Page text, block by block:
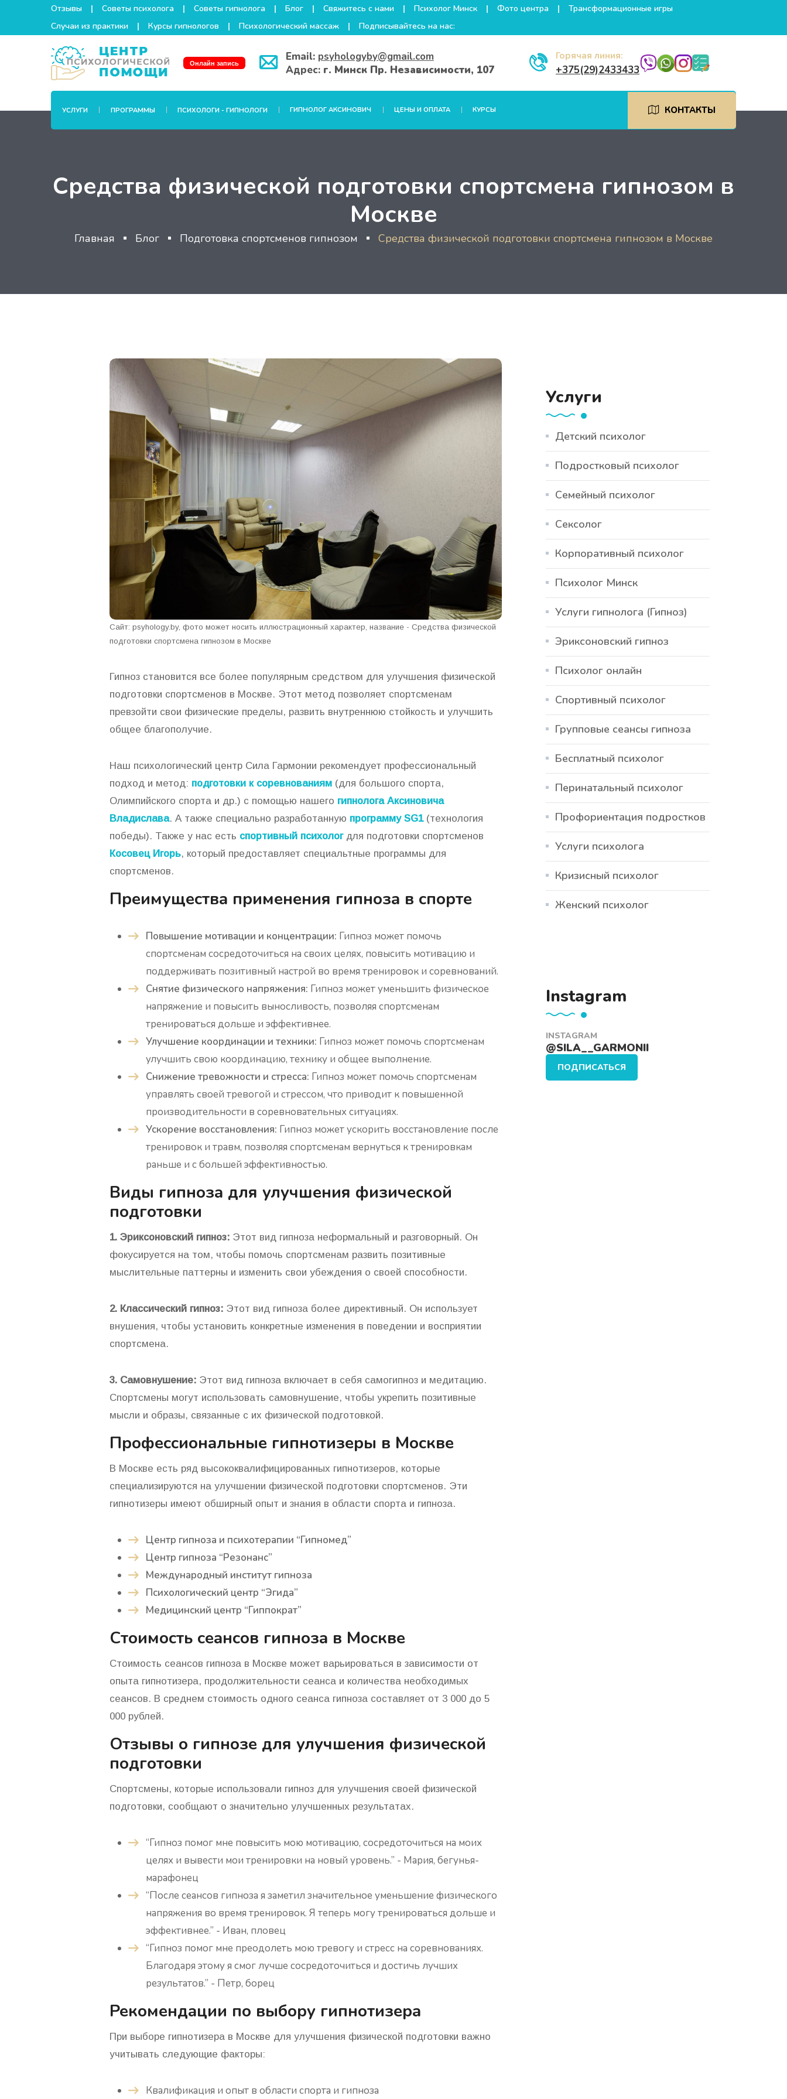
Отзывы Советы психолога Советы гипнолога Блог Свяжитесь с нами Психолог Минск Фото центра
Трансформационные игры
Случаи из практики
Курсы гипнологов Психологический массаж Подписывайтесь на нас:
Онлайн запись Email: psyhologyby@gmail.com
Адрес: г. Минск Пр. Независимости, 107
Горячая линия:
+375(29)2433433
УСЛУГИ ПРОГРАММЫ ПСИХОЛОГИ - ГИПНОЛОГИ ГИПНОЛОГ АКСИНОВИЧ ЦЕНЫ И ОПЛАТА КУРСЫ КОНТАКТЫ
Средства физической подготовки спортсмена гипнозом в
Москве
Главная Блог Подготовка спортсменов гипнозом Средства физической подготовки спортсмена гипнозом в Москве
Сайт: psyhology.by, фото может носить иллюстрационный характер, название - Средства физической
подготовки спортсмена гипнозом в Москве
Гипноз становится все более популярным средством для улучшения физической
подготовки спортсменов в Москве. Этот метод позволяет спортсменам
превзойти свои физические пределы, развить внутреннюю стойкость и улучшить
общее благополучие.
Наш психологический центр Сила Гармонии рекомендует профессиональный
подход и метод: подготовки к соревнованиям (для большого спорта,
Олимпийского спорта и др.) с помощью нашего гипнолога Аксиновича
Владислава. А также специально разработанную программу SG1(технология
победы). Также у нас есть спортивный психологдля подготовки спортсменов
Косовец Игорь, который предоставляет специальтные программы для
спортсменов.
Преимущества применения гипноза в спорте
Повышение мотивации и концентрации: Гипноз может помочь
спортсменам сосредоточиться на своих целях, повысить мотивацию и
поддерживать позитивный настрой во время тренировок и соревнований.
Снятие физического напряжения: Гипноз может уменьшить физическое
напряжение и повысить выносливость, позволяя спортсменам
тренироваться дольше и эффективнее.
Улучшение координации и техники: Гипноз может помочь спортсменам
улучшить свою координацию, технику и общее выполнение.
Снижение тревожности и стресса: Гипноз может помочь спортсменам
управлять своей тревогой и стрессом, что приводит к повышенной
производительности в соревновательных ситуациях.
Ускорение восстановления: Гипноз может ускорить восстановление после
тренировок и травм, позволяя спортсменам вернуться к тренировкам
раньше и с большей эффективностью.
Виды гипноза для улучшения физической
подготовки
1. Эриксоновский гипноз: Этот вид гипноза неформальный и разговорный. Он
фокусируется на том, чтобы помочь спортсменам развить позитивные
мыслительные паттерны и изменить свои убеждения о своей способности.
2. Классический гипноз: Этот вид гипноза более директивный. Он использует
внушения, чтобы установить конкретные изменения в поведении и восприятии
спортсмена.
3. Самовнушение: Этот вид гипноза включает в себя самогипноз и медитацию.
Спортсмены могут использовать самовнушение, чтобы укрепить позитивные
мысли и образы, связанные с их физической подготовкой.
Профессиональные гипнотизеры в Москве
В Москве есть ряд высококвалифицированных гипнотизеров, которые
специализируются на улучшении физической подготовки спортсменов. Эти
гипнотизеры имеют обширный опыт и знания в области спорта и гипноза.
Центр гипноза и психотерапии “Гипномед”
Центр гипноза “Резонанс”
Международный институт гипноза
Психологический центр “Эгида”
Медицинский центр “Гиппократ”
Стоимость сеансов гипноза в Москве
Стоимость сеансов гипноза в Москве может варьироваться в зависимости от
опыта гипнотизера, продолжительности сеанса и количества необходимых
сеансов. В среднем стоимость одного сеанса гипноза составляет от 3 000 до 5
000 рублей.
Отзывы о гипнозе для улучшения физической
подготовки
Спортсмены, которые использовали гипноз для улучшения своей физической
подготовки, сообщают о значительно улучшенных результатах.
“Гипноз помог мне повысить мою мотивацию, сосредоточиться на моих
целях и вывести мои тренировки на новый уровень.” - Мария, бегунья-
марафонец
“После сеансов гипноза я заметил значительное уменьшение физического
напряжения во время тренировок. Я теперь могу тренироваться дольше и
эффективнее.” - Иван, пловец
“Гипноз помог мне преодолеть мою тревогу и стресс на соревнованиях.
Благодаря этому я смог лучше сосредоточиться и достичь лучших
результатов.” - Петр, борец
Рекомендации по выбору гипнотизера
При выборе гипнотизера в Москве для улучшения физической подготовки важно
учитывать следующие факторы:
Квалификация и опыт в области спорта и гипноза
Услуги
Детский психолог
Подростковый психолог
Семейный психолог
Сексолог
Корпоративный психолог
Психолог Минск
Услуги гипнолога (Гипноз)
Эриксоновский гипноз
Психолог онлайн
Спортивный психолог
Групповые сеансы гипноза
Бесплатный психолог
Перинатальный психолог
Профориентация подростков
Услуги психолога
Кризисный психолог
Женский психолог
Instagram
INSTAGRAM
@SILA__GARMONII
ПОДПИСАТЬСЯ